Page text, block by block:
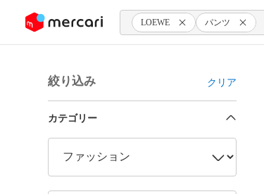
ツにスキップ LOEWE パンツ
絞り込み クリア
カテゴリー